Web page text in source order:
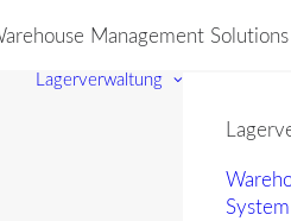
Management Solutions
Lagerverwaltung
System